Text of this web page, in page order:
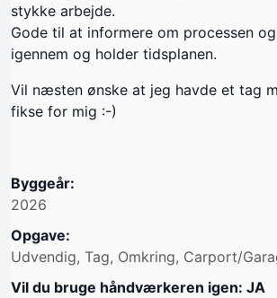
stykke arbejde.
Gode til at informere om processen
igennem og holder tidsplanen.
Vil næsten ønske at jeg havde et tag
fikse for mig :-)
Byggeår:
2026
Opgave:
Udvendig, Tag, Omkring, Carport/
Vil du bruge håndværkeren igen: JA